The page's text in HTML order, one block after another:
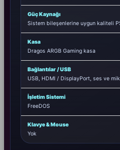
Güç Kaynağı
Sistem bileşenlerine uygun kaliteli
Kasa
Dragos ARGB Gaming kasa
Bağlantılar / USB
USB, HDMI / DisplayPort, ses ve
İşletim Sistemi
FreeDOS
Klavye & Mouse
Yok